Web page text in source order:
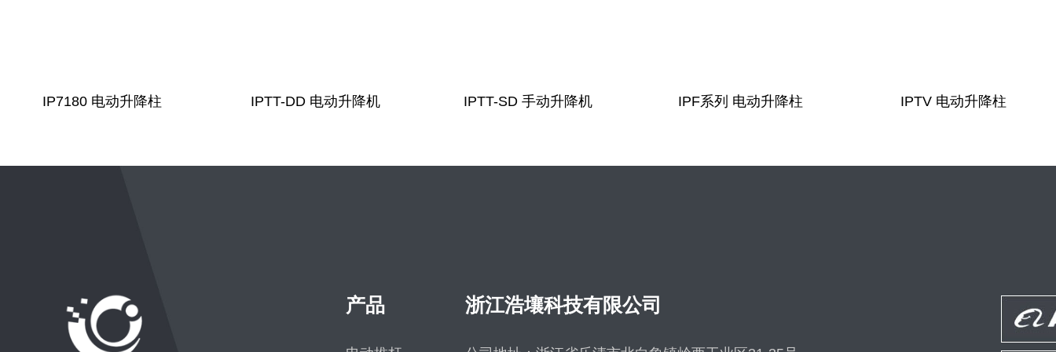
IP7180 电动升降柱 IPTT-DD 电动升降机 IPTT-SD 手动升降机 IPF系列 电动升降柱 IPTV 电动升降柱
产品 浙江浩壤科技有限公司